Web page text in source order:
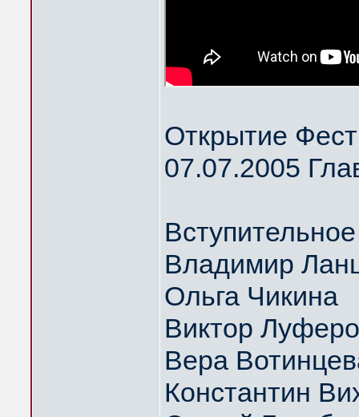
Открытие
07.07.2005
Владимир
Ольга Чикина
Виктор
Вера
Константин